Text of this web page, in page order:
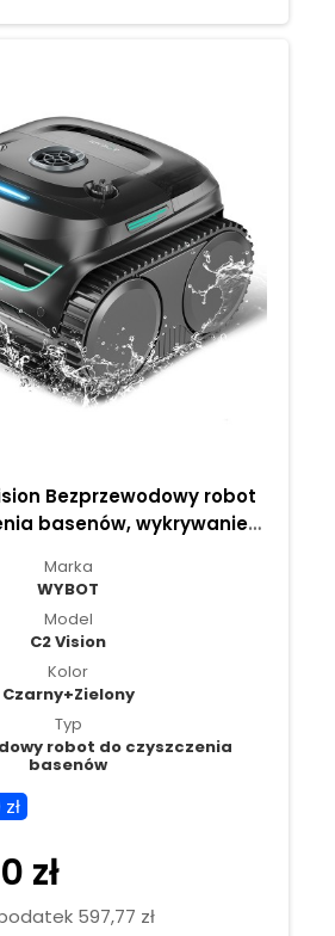
Bezprzewodowy robot
basenów, wykrywanie
Marka
WYBOT
Model
C2 Vision
Kolor
Czarny+Zielony
Typ
robot do czyszczenia
basenów
zł
597,77 zł